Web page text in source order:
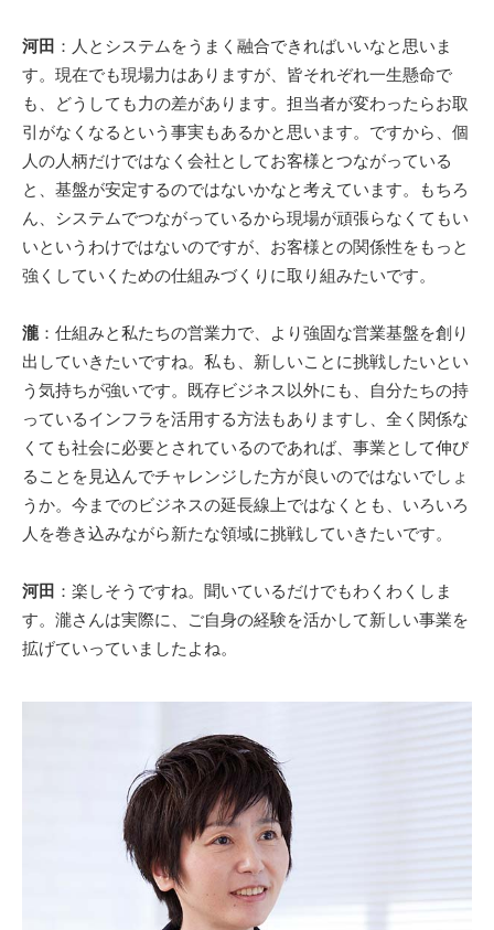
河田 ：人とシステムをうまく融合できればいいなと思いま
す。現在でも現場力はありますが、皆それぞれ一生懸命で
も、どうしても力の差があります。担当者が変わったらお取
引がなくなるという事実もあるかと思います。ですから、個
人の人柄だけではなく会社としてお客様とつながっている
と、基盤が安定するのではないかなと考えています。もちろ
ん、システムでつながっているから現場が頑張らなくてもい
いというわけではないのですが、お客様との関係性をもっと
強くしていくための仕組みづくりに取り組みたいです。
瀧 ：仕組みと私たちの営業力で、より強固な営業基盤を創り
出していきたいですね。私も、新しいことに挑戦したいとい
う気持ちが強いです。既存ビジネス以外にも、自分たちの持
っているインフラを活用する方法もありますし、全く関係な
くても社会に必要とされているのであれば、事業として伸び
ることを見込んでチャレンジした方が良いのではないでしょ
うか。今までのビジネスの延長線上ではなくとも、いろいろ
人を巻き込みながら新たな領域に挑戦していきたいです。
河田 ：楽しそうですね。聞いているだけでもわくわくしま
す。瀧さんは実際に、ご自身の経験を活かして新しい事業を
拡げていっていましたよね。